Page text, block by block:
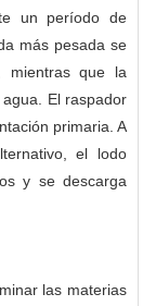
un período de
más pesada se
mientras que la
El raspador
primaria. A
el lodo
y se descarga
las materias